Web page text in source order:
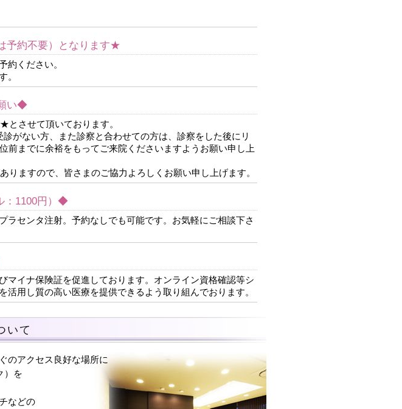
予約不要）となります★
約ください。
。
い◆
させて頂いております。
がない方、また診察と合わせての方は、診察をした後にリ
前までに余裕をもってご来院くださいますようお願い申し上
りますので、皆さまのご協力よろしくお願い申し上げます。
：1100円）◆
ラセンタ注射。予約なしでも可能です。お気軽にご相談下さ
マイナ保険証を促進しております。オンライン資格確認等シ
活用し質の高い医療を提供できるよう取り組んでおります。
いて
のアクセス良好な場所に
）を
などの